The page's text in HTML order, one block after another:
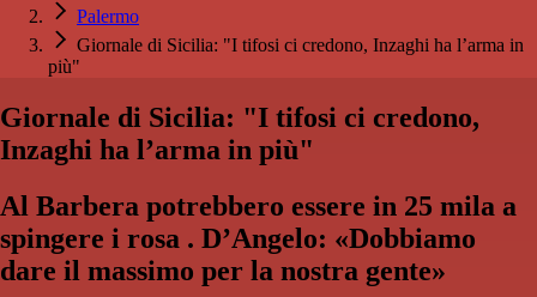
Palermo
Giornale di Sicilia: "I tifosi ci credono, Inzaghi ha l’arma in
più"
Giornale di Sicilia: "I tifosi ci credono,
Inzaghi ha l’arma in più"
Al Barbera potrebbero essere in 25 mila a
spingere i rosa . D’Angelo: «Dobbiamo
dare il massimo per la nostra gente»